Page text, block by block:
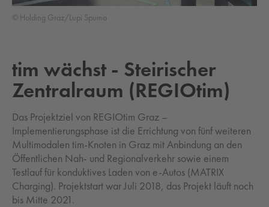
© Holding Graz/Lupi Spuma
tim wächst - Steirischer
Zentralraum (REGIOtim)
Das Projektziel von REGIOtim Graz –
Implementierungsphase ist die Errichtung von fünf weiteren
Multimodalen tim-Knoten in Graz mit Anbindung an den
Öffentlichen Nah- und Regionalverkehr sowie einem
Testlauf für konduktives Laden von e-Autos (MATRIX
Charging). Projektstart war Juli 2018, das Projekt läuft noch
bis Mitte 2021.